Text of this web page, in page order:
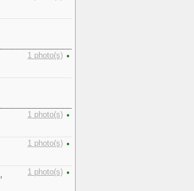
1 photo(s) •
1 photo(s) •
1 photo(s) •
1 photo(s) •